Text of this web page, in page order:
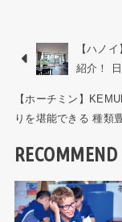
【ハノ
紹介！
【ホーチミン】
りを堪能できる 種類
RECOMMEND